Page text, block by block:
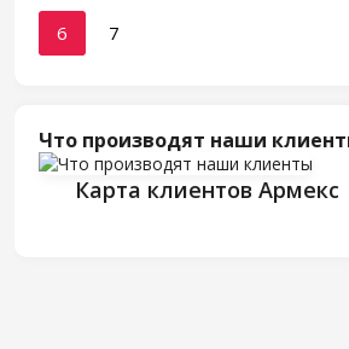
6
7
Что производят наши
Карта клиентов Армекс